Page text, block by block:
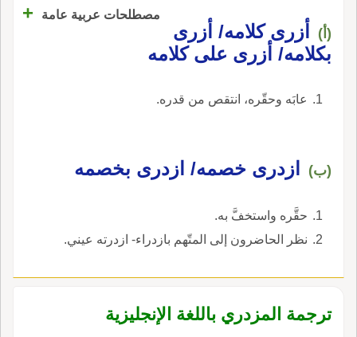
مصطلحات عربية عامة +
(أ)
أزرى كلامه/ أزرى
بكلامه/ أزرى على كلامه
عابَه وحقّره، انتقص من قدره.
(ب) ازدرى خصمه/ ازدرى بخصمه
حقَّره واستخفَّ به.
نظر الحاضرون إلى المتّهم بازدراء- ازدرته عيني.
ترجمة المزدري باللغة الإنجليزية